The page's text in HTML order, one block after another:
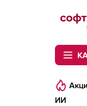
Softline
ИИ